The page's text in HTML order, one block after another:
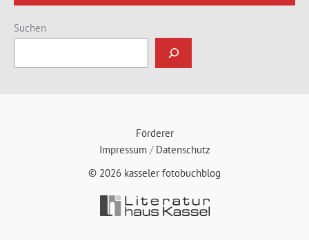
Suchen
Förderer
Impressum/ Datenschutz
© 2026 kasseler fotobuchblog